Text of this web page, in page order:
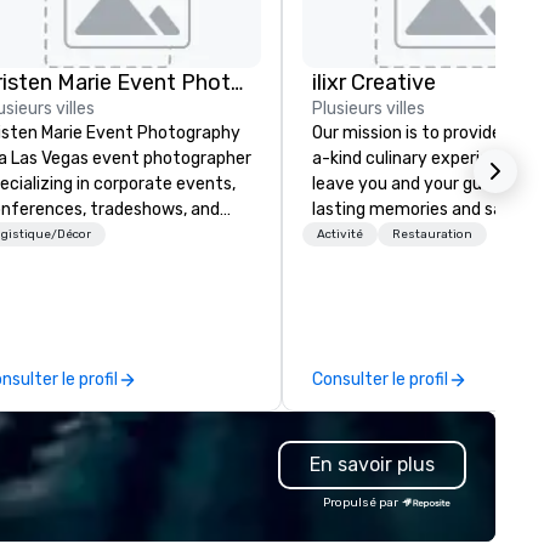
Kristen Marie Event Photography
villes
Marie Event Photography
Las Vegas event photographer
in corporate events,
tradeshows, and
headshots. We offer
Décor
le profil
ilixr Creative
Plusieurs villes
Our mission is to provide
a-kind culinary experiences
leave you and your guests
lasting memories and
palates. Every detail is
brings a level of excellence
found in the catering
Activité Restauration
Consulter le profil
En savoir plus
Propulsé par